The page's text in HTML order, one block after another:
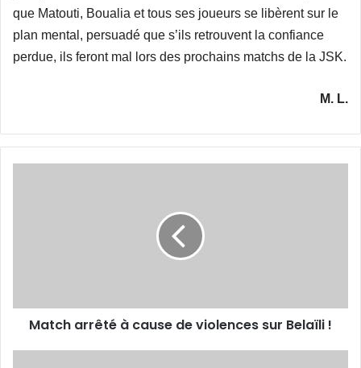
que Matouti, Boualia et tous ses joueurs se libèrent sur le
plan mental, persuadé que s’ils retrouvent la confiance
perdue, ils feront mal lors des prochains matchs de la JSK.
M. L.
!
Match arrêté à cause de violences sur Belaïli !